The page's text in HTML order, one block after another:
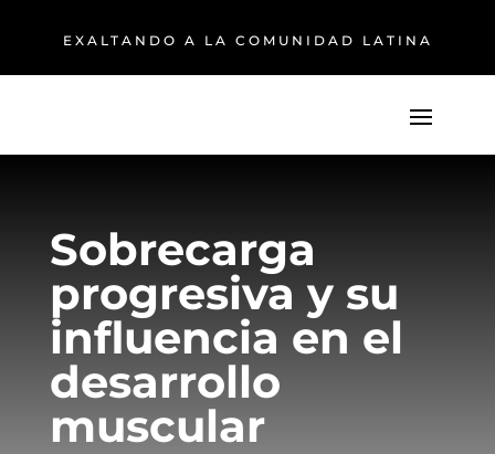
EXALTANDO A LA COMUNIDAD LATINA
Sobrecarga
progresiva y su
influencia en el
desarrollo
muscular